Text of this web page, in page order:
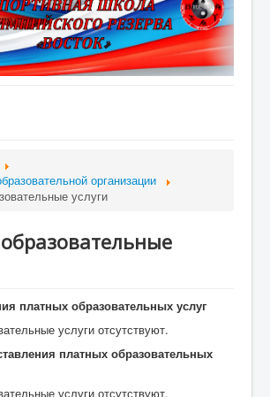
организации
организации
услуги
платных образовательных услуг
услуги отсутствуют.
платных образовательных
услуги отсутствуют.